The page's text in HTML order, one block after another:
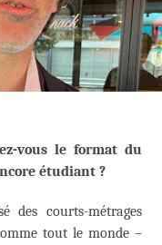
vous le format du
étudiant ?
des courts-métrages
tout le monde –